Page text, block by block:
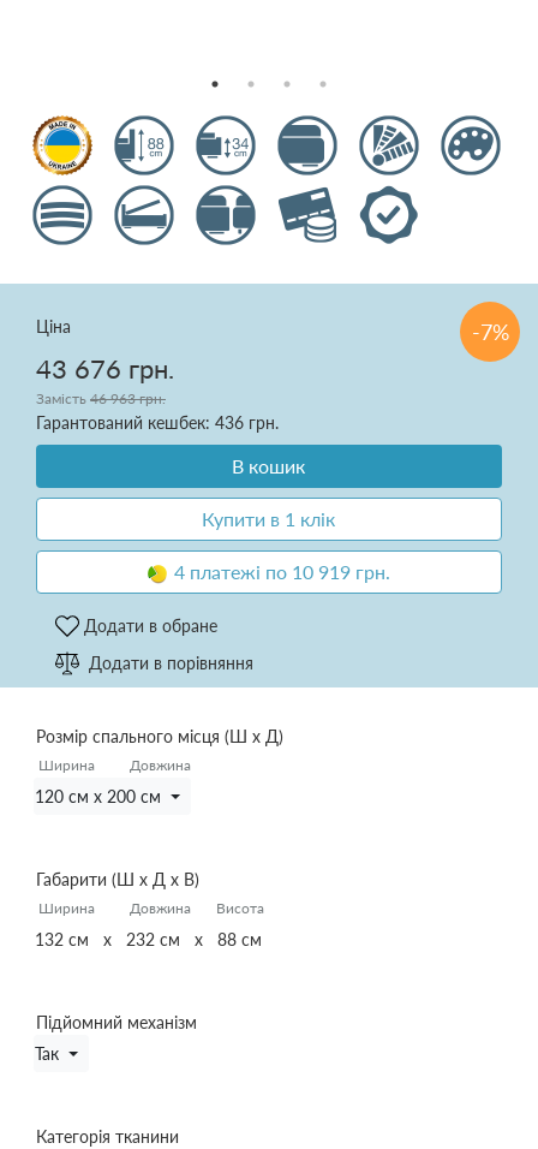
Текстиль для спальні
Килими
Розпродаж
Доставка і оплата
Про нас
-7%
Ціна
43 676 грн.
Замість 46 963 грн.
Гарантований кешбек: 436 грн.
В кошик
Купити в 1 клік
4 платежі по 10 919 грн.
Додати в обране
Додати в порівняння
Розмір спального місця (Ш х Д)
Ширина Довжина
120 см x 200 см
Габарити (Ш х Д х В)
Ширина Довжина Висота
132 см x 232 см x 88 см
Підйомний механізм
Так
Категорія тканини